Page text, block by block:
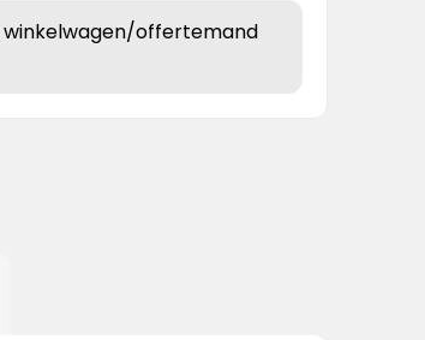
winkelwagen/offertemand